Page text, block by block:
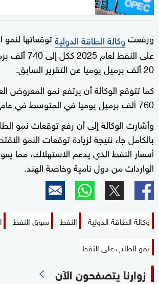
ورفعتوكالة الطاقة الدوليةتوقعاتها
على النفط لعام
20 ألف برميل يوميا عن التقرير السابق.
كما تتوقع الوكالة أن يرتفع ​​نمو المعروض
760 ألف برميل يوميا في المتوسط في عام 2026.
بالكامل جاء نتيجة لزيادة توقعات النمو
أسعار النفط الذي يدعم الاستهلاك،
الواردات من دول نامية وخاصة الهند.
وكالة الطاقة الدولية النفط سوق النفط
نمو الطلب على النفط
زوارنا يتصفحون الآن